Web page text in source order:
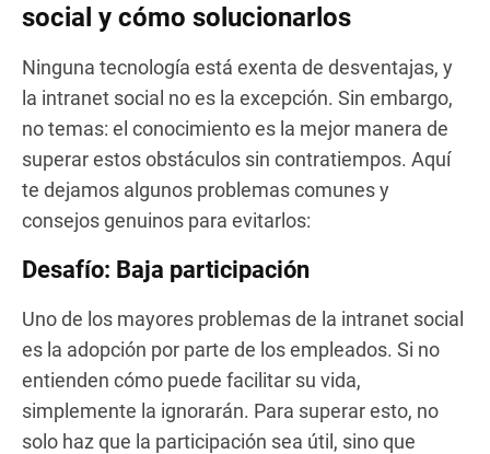
social y cómo solucionarlos
Ninguna tecnología está exenta de desventajas, y
la intranet social no es la excepción. Sin embargo,
no temas: el conocimiento es la mejor manera de
superar estos obstáculos sin contratiempos. Aquí
te dejamos algunos problemas comunes y
consejos genuinos para evitarlos:
Desafío: Baja participación
Uno de los mayores problemas de la intranet social
es la adopción por parte de los empleados. Si no
entienden cómo puede facilitar su vida,
simplemente la ignorarán. Para superar esto, no
solo haz que la participación sea útil, sino que